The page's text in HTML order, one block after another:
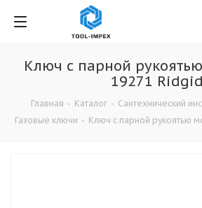
Ключ с парной
19271 Ridgid
Главная - Каталог - Сантехнический
Газовые ключи - Ключ с парной рукоятью